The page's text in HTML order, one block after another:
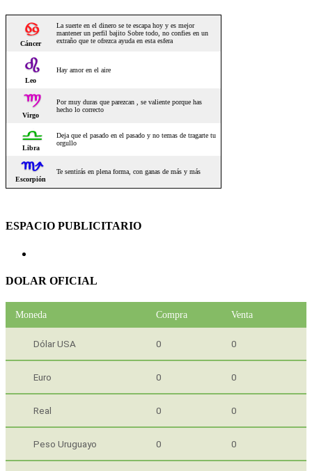
ESPACIO PUBLICITARIO
DOLAR OFICIAL
Moneda Compra Venta
Dólar USA 0 0
Euro 0 0
Real 0 0
Peso Uruguayo 0 0